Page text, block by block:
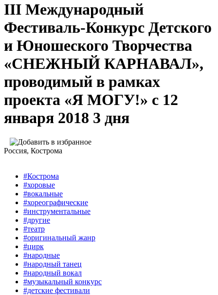
III Международный
Фестиваль-Конкурс Детского
и Юношеского Творчества
«СНЕЖНЫЙ КАРНАВАЛ»,
проводимый в рамках
проекта «Я МОГУ!» с 12
января 2018 3 дня
Россия, Кострома
#Кострома
#хоровые
#вокальные
#хореографические
#инструментальные
#другие
#театр
#оригинальный жанр
#цирк
#народные
#народный танец
#народный вокал
#музыкальный конкурс
#детские фестивали